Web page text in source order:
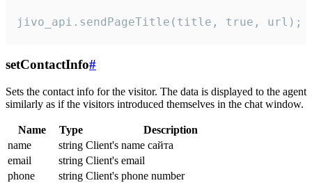
jivo_api.sendPageTitle(title, true, url);
setContactInfo#
Sets the contact info for the visitor. The data is displayed to the agent
similarly as if the visitors introduced themselves in the chat window.
Name Type
Description
name
string Client's name сайта
email
string Client's email
phone
string Client's phone number